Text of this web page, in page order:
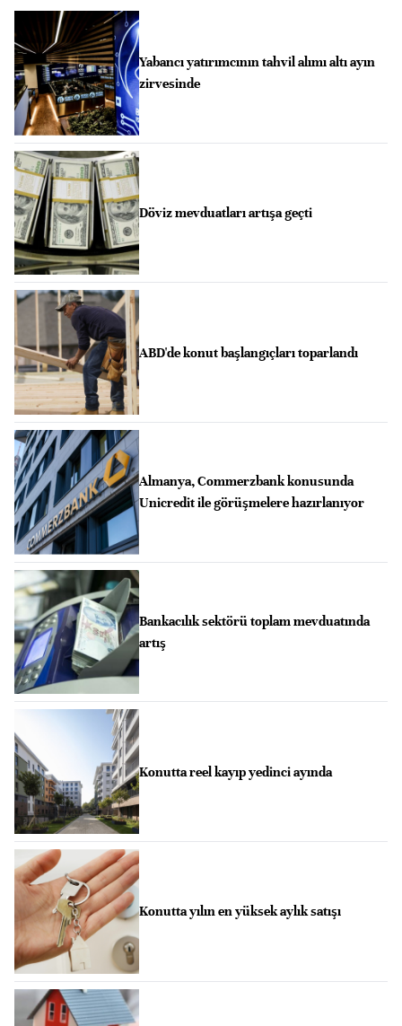
Yabancı yatırımcının tahvil alımı altı ayın
zirvesinde
Döviz mevduatları artışa geçti
ABD'de konut başlangıçları toparlandı
Almanya, Commerzbank konusunda
Unicredit ile görüşmelere hazırlanıyor
Bankacılık sektörü toplam mevduatında
artış
Konutta reel kayıp yedinci ayında
Konutta yılın en yüksek aylık satışı